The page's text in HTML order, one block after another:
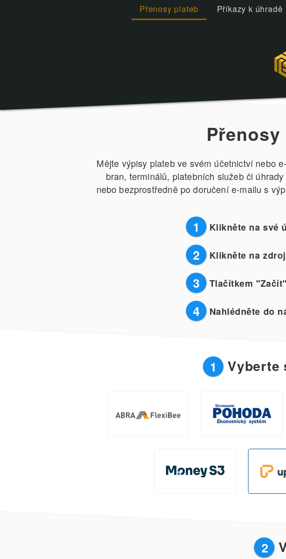
Přenosy plateb Příkazy k úhradě
Mějte výpisy plateb ve svém účetnictví nebo
bran, terminálů, platebních služeb či
nebo bezprostředně po doručení e-mailu s
1 Klikněte na své
2 Klikněte na
3 Tlačítkem
4 Nahlédněte do
1 Vyberte
2